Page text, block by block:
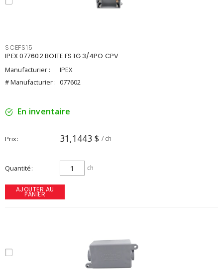
SCEFS15
IPEX 077602 BOITE FS 1G 3/4PO CPV
Manufacturier :
IPEX
# Manufacturier : 077602
En inventaire
Prix 31,1443 $ / ch
Quantité ch
AJOUTER AU
PANIER